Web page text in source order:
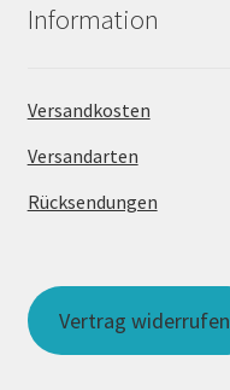
Information
Versandkosten
Versandarten
Rücksendungen
Vertrag widerrufen